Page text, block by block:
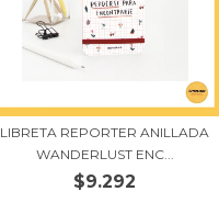
LIBRETA REPORTER ANILLADA
WANDERLUST ENC...
$9.292